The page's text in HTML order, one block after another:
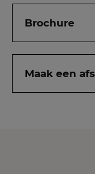
Brochure
Maak een